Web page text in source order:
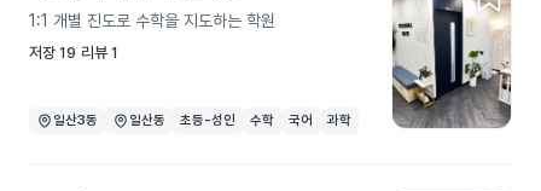
1:1 개별 진도로 수학을 지도하는 학원
저장 19 리뷰 1
일산3동 일산동 초등-성인 수학 국어 과학